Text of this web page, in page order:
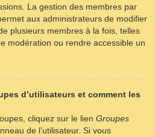
La gestion des membres par
aux administrateurs de modifier
plusieurs membres à la fois, telles
modération ou rendre accessible un
d’utilisateurs et comment les
cliquez sur le lien Groupes
de l’utilisateur. Si vous